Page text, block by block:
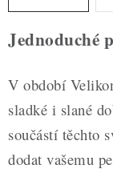
Nepřevzetí zásilky
Hodnocení obchodu
Jednoduché
V období
sladké i slané
součástí těchto
dodat vašemu